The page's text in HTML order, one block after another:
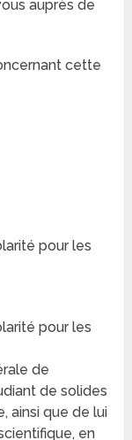
auprès de
cette
pour les
pour les
de
de solides
ainsi que de lui
en